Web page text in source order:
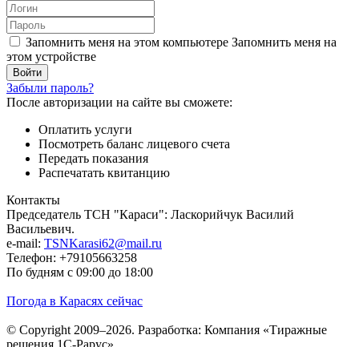
Запомнить меня на этом компьютере Запомнить меня на
этом устройстве
Забыли пароль?
После авторизации на сайте вы сможете:
Оплатить услуги
Посмотреть баланс лицевого счета
Передать показания
Распечатать квитанцию
Контакты
Председатель ТСН "Караси": Ласкорийчук Василий
Васильевич.
e-mail: TSNKarasi62@mail.ru
Телефон: +79105663258
По будням с 09:00 до 18:00
Погода в Карасях сейчас
© Copyright 2009–2026. Разработка: Компания «Тиражные
решения 1С-Рарус»